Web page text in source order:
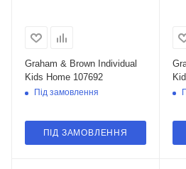
Graham & Brown Individual
Kids Home 107692
Під замовлення
ПІД ЗАМОВЛЕННЯ